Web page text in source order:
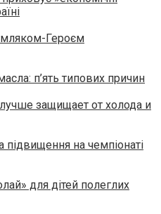
Героєм
п’ять типових причин
защищает от холода и
підвищення на чемпіонаті
для дітей полеглих